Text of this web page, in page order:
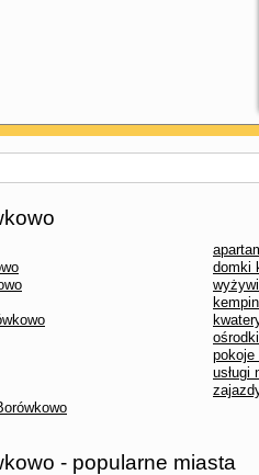
domki
pokoje
usługi
- popularne miasta